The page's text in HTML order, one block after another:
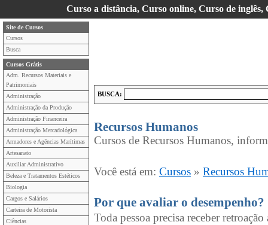
Curso a distância, Curso online, Curso de
Site de Cursos
Cursos
Busca
Cursos Grátis
Adm. Recursos Materiais e
Patrimoniais
Administração
Administração da Produção
Administração Financeira
Administração Mercadológica
Armadores e Agências Marítimas
Artesanato
Auxiliar Administrativo
Beleza e Tratamentos Estéticos
Biologia
Cargos e Salários
Carteira de Motorista
Ciências
BUSCA:
Recursos Humanos
Cursos de Recursos Humanos,
Você está em: Cursos » Recursos
Por que avaliar o desempenho?
Toda pessoa precisa receber